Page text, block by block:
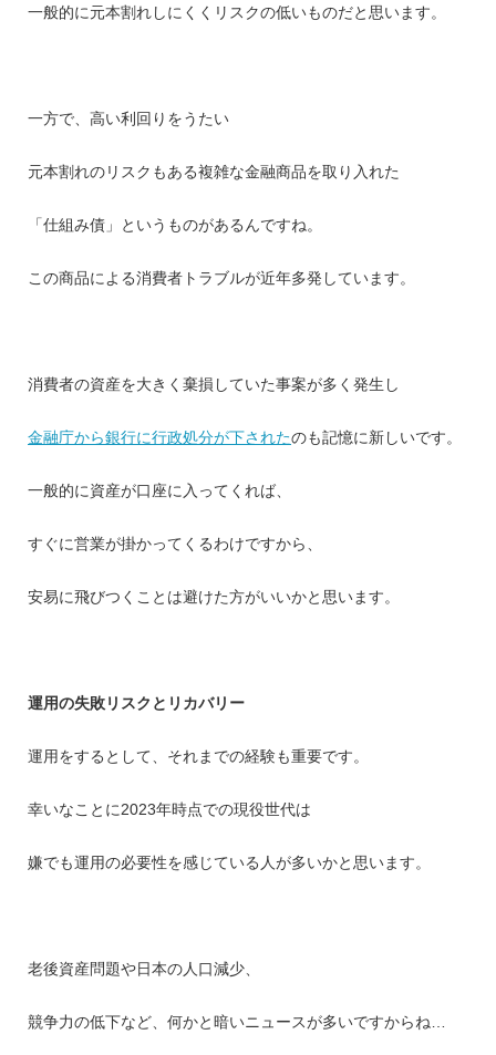
一般的に元本割れしにくくリスクの低いものだと思います。
一方で、高い利回りをうたい
元本割れのリスクもある複雑な金融商品を取り入れた
「仕組み債」というものがあるんですね。
この商品による消費者トラブルが近年多発しています。
消費者の資産を大きく棄損していた事案が多く発生し
金融庁から銀行に行政処分が下されたのも記憶に新しいです。
一般的に資産が口座に入ってくれば、
すぐに営業が掛かってくるわけですから、
安易に飛びつくことは避けた方がいいかと思います。
運用の失敗リスクとリカバリー
運用をするとして、それまでの経験も重要です。
幸いなことに2023年時点での現役世代は
嫌でも運用の必要性を感じている人が多いかと思います。
老後資産問題や日本の人口減少、
競争力の低下など、何かと暗いニュースが多いですからね…